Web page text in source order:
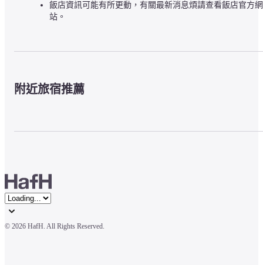
飯店資訊可能有所更動，有關最新消息煩請查看飯店官方網
站。
附近旅宿推薦
© 2026 HafH. All Rights Reserved.